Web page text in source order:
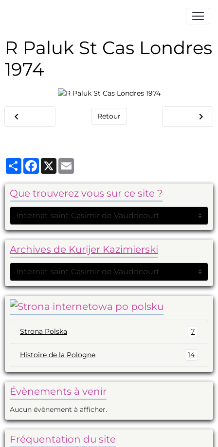
R Paluk St Cas Londres
1974
Retour
PartagerFacebook
X
Que trouverez vous sur ce site ?
Archives de Kurijer Kazimierski
Strona Polska 7
Histoire de la Pologne 14
Évènements à venir
Aucun évènement à afficher.
Fréquentation du site